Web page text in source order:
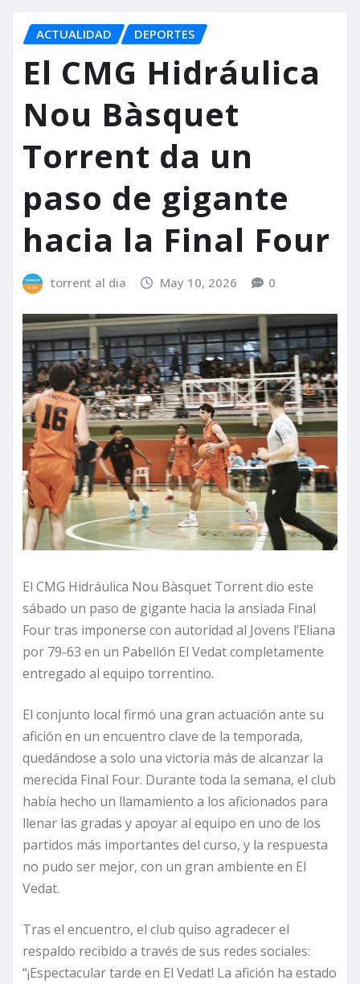
ACTUALIDAD DEPORTES
El CMG Hidráulica
Nou Bàsquet
Torrent da un
paso de gigante
hacia la Final Four
torrent al dia May 10, 2026 0
El CMG Hidráulica Nou Bàsquet Torrent dio este
sábado un paso de gigante hacia la ansiada Final
Four tras imponerse con autoridad al Jovens l’Eliana
por 79-63 en un Pabellón El Vedat completamente
entregado al equipo torrentino.
El conjunto local firmó una gran actuación ante su
afición en un encuentro clave de la temporada,
quedándose a solo una victoria más de alcanzar la
merecida Final Four. Durante toda la semana, el club
había hecho un llamamiento a los aficionados para
llenar las gradas y apoyar al equipo en uno de los
partidos más importantes del curso, y la respuesta
no pudo ser mejor, con un gran ambiente en El
Vedat.
Tras el encuentro, el club quiso agradecer el
respaldo recibido a través de sus redes sociales:
“¡Espectacular tarde en El Vedat! La afición ha estado